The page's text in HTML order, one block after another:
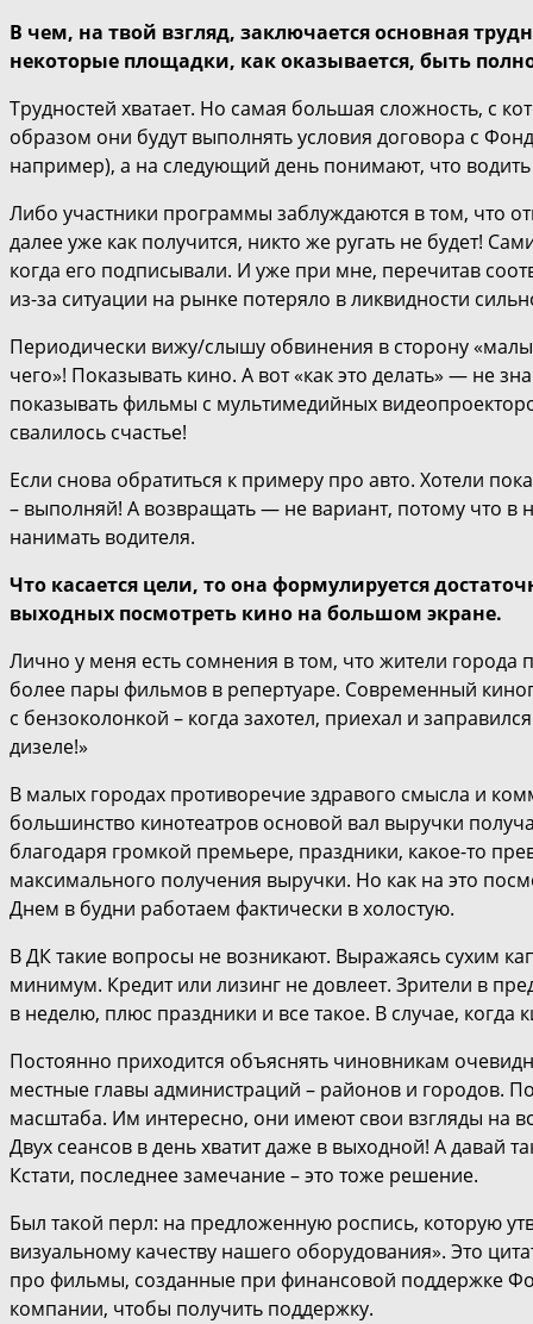
В чем, на твой взгляд, заключается основная
некоторые площадки, как оказывается, быть
Трудностей хватает. Но самая большая сложность, с
образом они будут выполнять условия договора с
например), а на следующий день понимают, что
Либо участники программы заблуждаются в том, что
далее уже как получится, никто же ругать не будет!
когда его подписывали. И уже при мне, перечитав
из-за ситуации на рынке потеряло в ликвидности
Периодически вижу/слышу обвинения в сторону
чего»! Показывать кино. А вот «как это делать» — не
показывать фильмы с мультимедийных
свалилось счастье!
Если снова обратиться к примеру про авто. Хотели
– выполняй! А возвращать — не вариант, потому что в
нанимать водителя.
Что касается цели, то она формулируется
выходных посмотреть кино на большом экране.
Лично у меня есть сомнения в том, что жители
более пары фильмов в репертуаре. Современный
с бензоколонкой – когда захотел, приехал и
дизеле!»
В малых городах противоречие здравого смысла и
большинство кинотеатров основой вал выручки
благодаря громкой премьере, праздники, какое-то
максимального получения выручки. Но как на это
Днем в будни работаем фактически в холостую.
В ДК такие вопросы не возникают. Выражаясь сухим
минимум. Кредит или лизинг не довлеет. Зрители в
в неделю, плюс праздники и все такое. В случае, когда
Постоянно приходится объяснять чиновникам
местные главы администраций – районов и городов.
масштаба. Им интересно, они имеют свои взгляды на
Двух сеансов в день хватит даже в выходной! А давай
Кстати, последнее замечание – это тоже решение.
Был такой перл: на предложенную роспись, которую
визуальному качеству нашего оборудования». Это
про фильмы, созданные при финансовой поддержке
компании, чтобы получить поддержку.